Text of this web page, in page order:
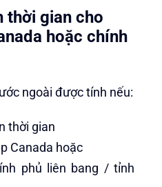
thời gian cho
hoặc chính
ngoài được tính nếu:
thời gian
Canada hoặc
phủ liên bang / tỉnh